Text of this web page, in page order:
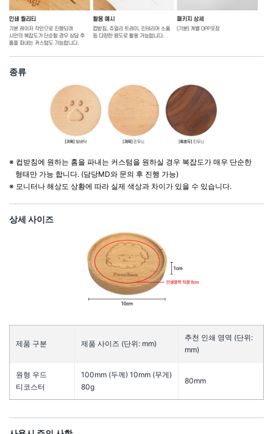
종류
※ 컵받침에 원하는 홈을 파내는 커스텀을 원하실 경우 복잡도가 매우 단순한
형태만 가능 합니다. (담당MD와 문의 후 진행 가능)
※ 모니터나 해상도 상황에 따라 실제 색상과 차이가 있을 수 있습니다.
상세 사이즈
제품 구분 제품 사이즈 (단위: mm)
추천 인쇄 영역 (단위:
mm)
원형 우드
티코스터
100mm (두께) 10mm (무게)
80g
80mm